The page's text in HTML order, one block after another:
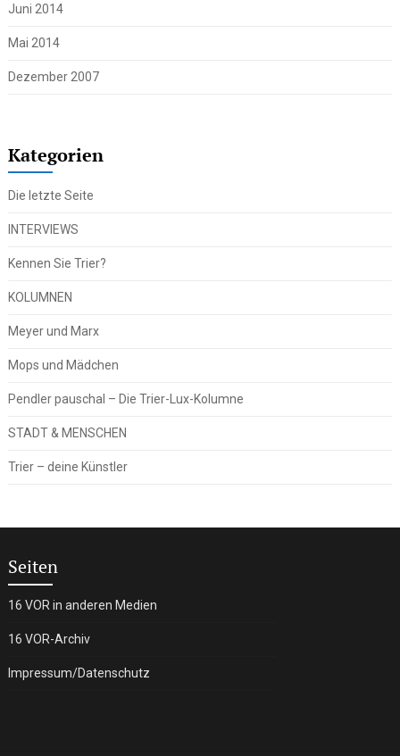
Juni 2014
Mai 2014
Dezember 2007
Kategorien
Die letzte Seite
INTERVIEWS
Kennen Sie Trier?
KOLUMNEN
Meyer und Marx
Mops und Mädchen
Pendler pauschal – Die Trier-Lux-Kolumne
STADT & MENSCHEN
Trier – deine Künstler
Seiten
16 VOR in anderen Medien
16 VOR-Archiv
Impressum/Datenschutz